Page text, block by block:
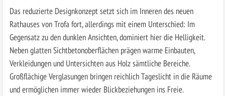
Das reduzierte Designkonzept setzt sich im Inneren des neuen
Rathauses von Trofa fort, allerdings mit einem Unterschied: Im
Gegensatz zu den dunklen Ansichten, dominiert hier die Helligkeit.
Neben glatten Sichtbetonoberflächen prägen warme Einbauten,
Verkleidungen und Untersichten aus Holz sämtliche Bereiche.
Großflächige Verglasungen bringen reichlich Tageslicht in die Räume
und ermöglichen immer wieder Blickbeziehungen ins Freie.